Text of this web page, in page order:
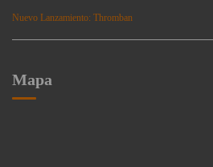
Nuevo Lanzamiento: Thromban
Mapa